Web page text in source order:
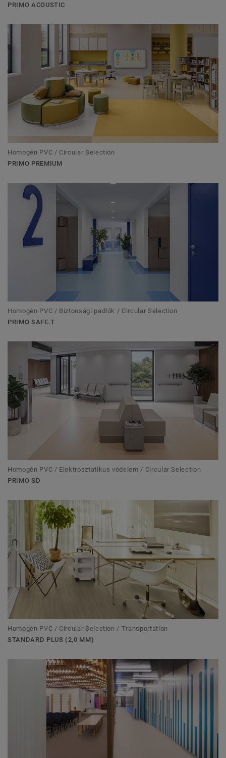
PRIMO ACOUSTIC
Homogén PVC / Circular Selection
PRIMO PREMIUM
Homogén PVC / Biztonsági padlók / Circular Selection
PRIMO SAFE.T
Homogén PVC / Elektrosztatikus védelem / Circular Selection
PRIMO SD
Homogén PVC / Circular Selection / Transportation
STANDARD PLUS (2,0 MM)